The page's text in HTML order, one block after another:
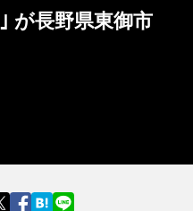
が長野県東御市